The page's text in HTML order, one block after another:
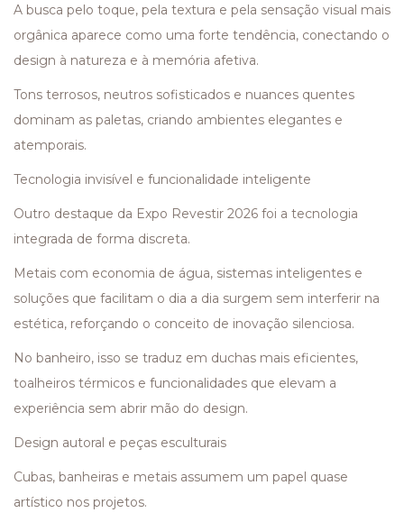
A busca pelo toque, pela textura e pela sensação visual mais
orgânica aparece como uma forte tendência, conectando o
design à natureza e à memória afetiva.
Tons terrosos, neutros sofisticados e nuances quentes
dominam as paletas, criando ambientes elegantes e
atemporais.
Tecnologia invisível e funcionalidade inteligente
Outro destaque da Expo Revestir 2026 foi a tecnologia
integrada de forma discreta.
Metais com economia de água, sistemas inteligentes e
soluções que facilitam o dia a dia surgem sem interferir na
estética, reforçando o conceito de inovação silenciosa.
No banheiro, isso se traduz em duchas mais eficientes,
toalheiros térmicos e funcionalidades que elevam a
experiência sem abrir mão do design.
Design autoral e peças esculturais
Cubas, banheiras e metais assumem um papel quase
artístico nos projetos.